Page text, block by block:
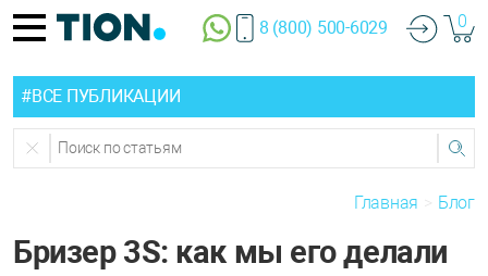
8 (800) 500-6029 0
#ВСЕ ПУБЛИКАЦИИ
Главная Блог
Бризер 3S: как мы его делали